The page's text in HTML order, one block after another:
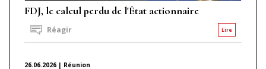
FDJ, le calcul perdu de l'État actionnaire
Lire
Réagir
26.06.2026 | Réunion